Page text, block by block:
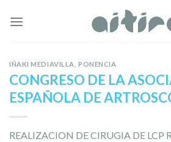
IÑAKI MEDIAVILLA ,PONENCIA
CONGRESO DE LA
ESPAÑOLA DE
REALIZACION DE CIRUGIA DE LCP